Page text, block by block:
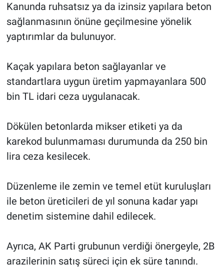
Kanunda ruhsatsız ya da izinsiz yapılara beton
sağlanmasının önüne geçilmesine yönelik
yaptırımlar da bulunuyor.
Kaçak yapılara beton sağlayanlar ve
standartlara uygun üretim yapmayanlara 500
bin TL idari ceza uygulanacak.
Dökülen betonlarda mikser etiketi ya da
karekod bulunmaması durumunda da 250 bin
lira ceza kesilecek.
Düzenleme ile zemin ve temel etüt kuruluşları
ile beton üreticileri de yıl sonuna kadar yapı
denetim sistemine dahil edilecek.
Ayrıca, AK Parti grubunun verdiği önergeyle, 2B
arazilerinin satış süreci için ek süre tanındı.